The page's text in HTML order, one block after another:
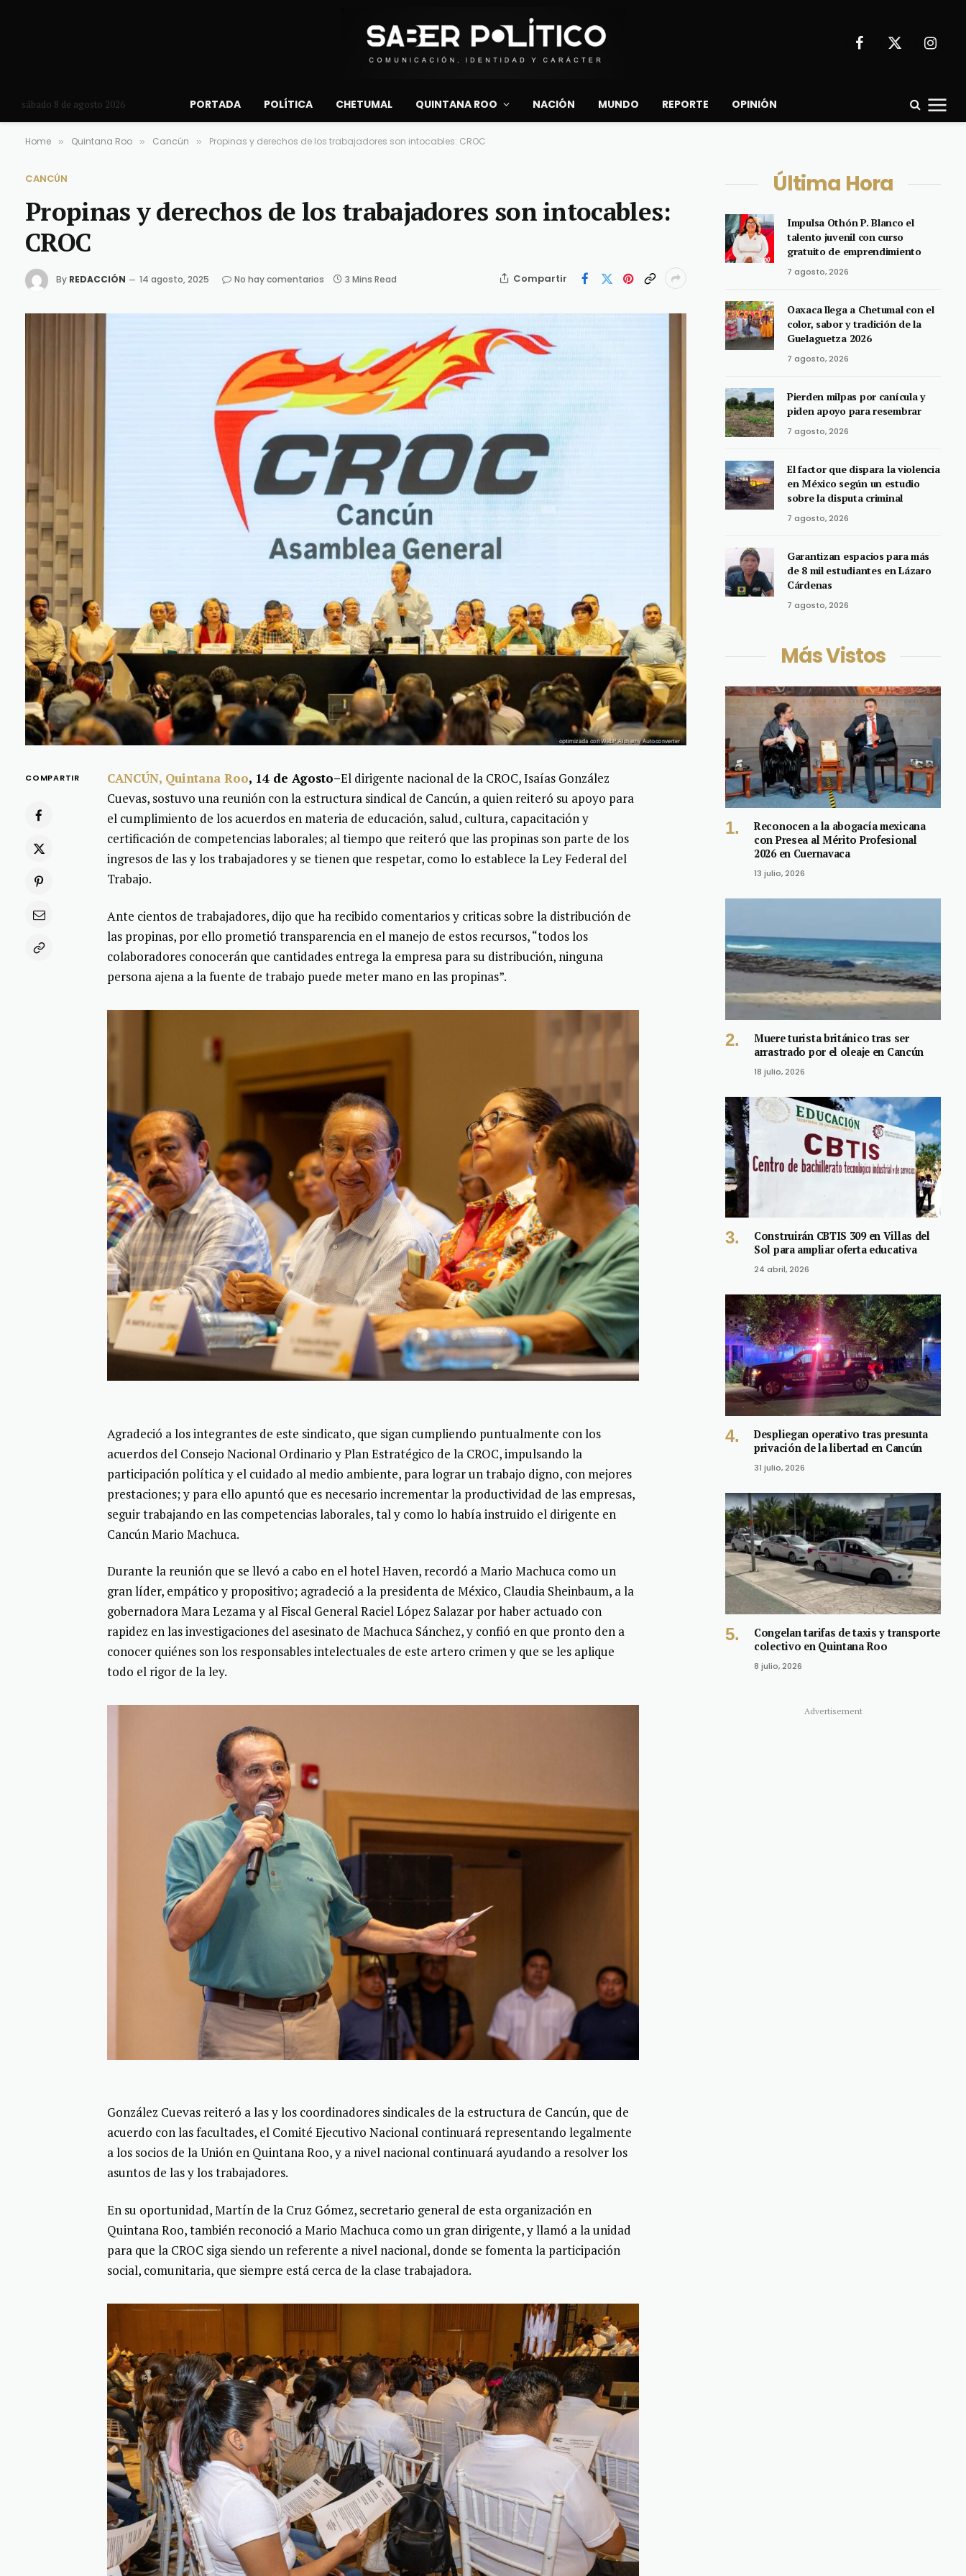
Facebook
X
sábado 8 de agosto 2026 PORTADA POLÍTICA CHETUMAL QUINTANA ROO NACIÓN MUNDO REPORTE OPINIÓN
Home » Quintana Roo » Cancún » Propinas y derechos de los trabajadores son intocables: CROC
CANCÚN
Propinas y derechos de los trabajadores son intocables:
CROC
By REDACCIÓN 14 agosto, 2025 No hay comentarios 3 Mins Read Compartir
COMPARTIR CANCÚN, Quintana Roo, 14 de Agosto–El dirigente nacional de la CROC, Isaías González
Cuevas, sostuvo una reunión con la estructura sindical de Cancún, a quien reiteró su apoyo para
el cumplimiento de los acuerdos en materia de educación, salud, cultura, capacitación y
certificación de competencias laborales; al tiempo que reiteró que las propinas son parte de los
ingresos de las y los trabajadores y se tienen que respetar, como lo establece la Ley Federal del
Trabajo.
Ante cientos de trabajadores, dijo que ha recibido comentarios y criticas sobre la distribución de
las propinas, por ello prometió transparencia en el manejo de estos recursos, “todos los
colaboradores conocerán que cantidades entrega la empresa para su distribución, ninguna
persona ajena a la fuente de trabajo puede meter mano en las propinas”.
Agradeció a los integrantes de este sindicato, que sigan cumpliendo puntualmente con los
acuerdos del Consejo Nacional Ordinario y Plan Estratégico de la CROC, impulsando la
participación política y el cuidado al medio ambiente, para lograr un trabajo digno, con mejores
prestaciones; y para ello apuntó que es necesario incrementar la productividad de las empresas,
seguir trabajando en las competencias laborales, tal y como lo había instruido el dirigente en
Cancún Mario Machuca.
Durante la reunión que se llevó a cabo en el hotel Haven, recordó a Mario Machuca como un
gran líder, empático y propositivo; agradeció a la presidenta de México, Claudia Sheinbaum, a la
gobernadora Mara Lezama y al Fiscal General Raciel López Salazar por haber actuado con
rapidez en las investigaciones del asesinato de Machuca Sánchez, y confió en que pronto den a
conocer quiénes son los responsables intelectuales de este artero crimen y que se les aplique
todo el rigor de la ley.
González Cuevas reiteró a las y los coordinadores sindicales de la estructura de Cancún, que de
acuerdo con las facultades, el Comité Ejecutivo Nacional continuará representando legalmente
a los socios de la Unión en Quintana Roo, y a nivel nacional continuará ayudando a resolver los
asuntos de las y los trabajadores.
En su oportunidad, Martín de la Cruz Gómez, secretario general de esta organización en
Quintana Roo, también reconoció a Mario Machuca como un gran dirigente, y llamó a la unidad
para que la CROC siga siendo un referente a nivel nacional, donde se fomenta la participación
social, comunitaria, que siempre está cerca de la clase trabajadora.
Última Hora
Impulsa Othón P. Blanco el
talento juvenil con curso
gratuito de emprendimiento
7 agosto, 2026
Oaxaca llega a Chetumal con el
color, sabor y tradición de la
Guelaguetza 2026
7 agosto, 2026
Pierden milpas por canícula y
piden apoyo para resembrar
7 agosto, 2026
El factor que dispara la violencia
en México según un estudio
sobre la disputa criminal
7 agosto, 2026
Garantizan espacios para más
de 8 mil estudiantes en Lázaro
Cárdenas
7 agosto, 2026
Más Vistos
Reconocen a la abogacía mexicana
con Presea al Mérito Profesional
2026 en Cuernavaca
13 julio, 2026
Muere turista británico tras ser
arrastrado por el oleaje en Cancún
18 julio, 2026
Construirán CBTIS 309 en Villas del
Sol para ampliar oferta educativa
24 abril, 2026
Despliegan operativo tras presunta
privación de la libertad en Cancún
31 julio, 2026
Congelan tarifas de taxis y transporte
colectivo en Quintana Roo
8 julio, 2026
Advertisement